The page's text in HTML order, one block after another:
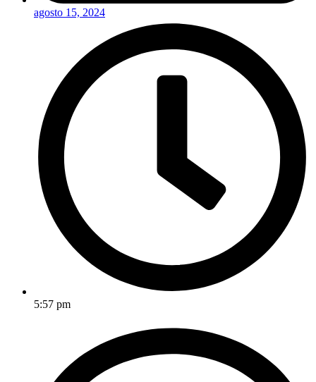
agosto 15, 2024
5:57 pm